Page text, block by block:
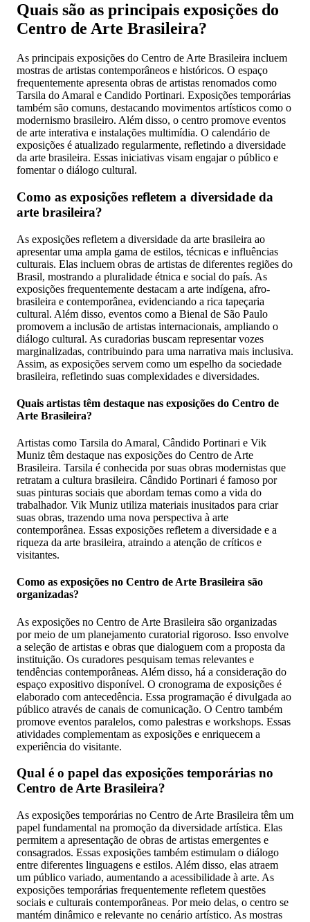
Quais são as principais exposições do
Centro de Arte Brasileira?
As principais exposições do Centro de Arte Brasileira incluem
mostras de artistas contemporâneos e históricos. O espaço
frequentemente apresenta obras de artistas renomados como
Tarsila do Amaral e Candido Portinari. Exposições temporárias
também são comuns, destacando movimentos artísticos como o
modernismo brasileiro. Além disso, o centro promove eventos
de arte interativa e instalações multimídia. O calendário de
exposições é atualizado regularmente, refletindo a diversidade
da arte brasileira. Essas iniciativas visam engajar o público e
fomentar o diálogo cultural.
Como as exposições refletem a diversidade da
arte brasileira?
As exposições refletem a diversidade da arte brasileira ao
apresentar uma ampla gama de estilos, técnicas e influências
culturais. Elas incluem obras de artistas de diferentes regiões do
Brasil, mostrando a pluralidade étnica e social do país. As
exposições frequentemente destacam a arte indígena, afro-
brasileira e contemporânea, evidenciando a rica tapeçaria
cultural. Além disso, eventos como a Bienal de São Paulo
promovem a inclusão de artistas internacionais, ampliando o
diálogo cultural. As curadorias buscam representar vozes
marginalizadas, contribuindo para uma narrativa mais inclusiva.
Assim, as exposições servem como um espelho da sociedade
brasileira, refletindo suas complexidades e diversidades.
Quais artistas têm destaque nas exposições do Centro de
Arte Brasileira?
Artistas como Tarsila do Amaral, Cândido Portinari e Vik
Muniz têm destaque nas exposições do Centro de Arte
Brasileira. Tarsila é conhecida por suas obras modernistas que
retratam a cultura brasileira. Cândido Portinari é famoso por
suas pinturas sociais que abordam temas como a vida do
trabalhador. Vik Muniz utiliza materiais inusitados para criar
suas obras, trazendo uma nova perspectiva à arte
contemporânea. Essas exposições refletem a diversidade e a
riqueza da arte brasileira, atraindo a atenção de críticos e
visitantes.
Como as exposições no Centro de Arte Brasileira são
organizadas?
As exposições no Centro de Arte Brasileira são organizadas
por meio de um planejamento curatorial rigoroso. Isso envolve
a seleção de artistas e obras que dialoguem com a proposta da
instituição. Os curadores pesquisam temas relevantes e
tendências contemporâneas. Além disso, há a consideração do
espaço expositivo disponível. O cronograma de exposições é
elaborado com antecedência. Essa programação é divulgada ao
público através de canais de comunicação. O Centro também
promove eventos paralelos, como palestras e workshops. Essas
atividades complementam as exposições e enriquecem a
experiência do visitante.
Qual é o papel das exposições temporárias no
Centro de Arte Brasileira?
As exposições temporárias no Centro de Arte Brasileira têm um
papel fundamental na promoção da diversidade artística. Elas
permitem a apresentação de obras de artistas emergentes e
consagrados. Essas exposições também estimulam o diálogo
entre diferentes linguagens e estilos. Além disso, elas atraem
um público variado, aumentando a acessibilidade à arte. As
exposições temporárias frequentemente refletem questões
sociais e culturais contemporâneas. Por meio delas, o centro se
mantém dinâmico e relevante no cenário artístico. As mostras